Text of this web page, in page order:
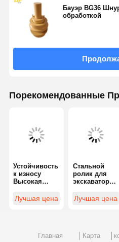
Бауэр BG36
обработкой
Порекомендованные
Устойчивость
к износу
Высокая
Quy50
Кребежный
Рельсовые
Лучшая цена
Стальной
ролик для
экскаватора
настраиваем
ый
Лучшая цена
Главная
Карта